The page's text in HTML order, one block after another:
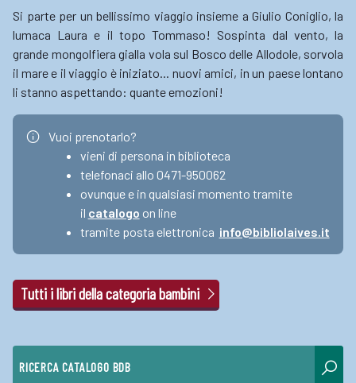
Si parte per un bellissimo viaggio insieme a Giulio Coniglio, la
lumaca Laura e il topo Tommaso! Sospinta dal vento, la
grande mongolfiera gialla vola sul Bosco delle Allodole, sorvola
il mare e il viaggio è iniziato... nuovi amici, in un paese lontano
li stanno aspettando: quante emozioni!
Vuoi prenotarlo?
vieni di persona in biblioteca
telefonaci allo 0471-950062
ovunque e in qualsiasi momento tramite
il catalogo on line
tramite posta elettronica info@bibliolaives.it
Tutti i libri della categoria bambini
RICERCA CATALOGO BDB